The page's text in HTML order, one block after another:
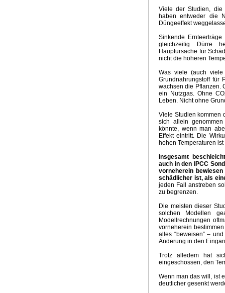
Dekarbonisierung Null Komma Vier
Das Stockholm
Abschaltung Kohlekraftwerke
Gekippte Energiewende
Aprilwetter
The Rule of
Klimarückblick 2015
Klimakonferenz Paris
Klimawahn in
Bizarrer Vergleich mit Hitler
Klimaversprechen von Elmau
Super Duper El Nino
Sonderabgabe Kohlenkraftwerke
Klima McCarthyismus
Die Wahrheitspresse
Klimaabkommen China - USA
Nasser Juli 2014
Glaube
Zum Feind übergelaufen
Ewige
Schadstoff CO2
Klimatrends 2013/2014
Übliches Ritual
Merkels
Hochwasserkatastrophe
Endloswinter
Frühling
Billion Euro
Ende EU-ETS
Industriekonspiration Klimakrieger
Traum Energiewende
Kalte
Wintervorhersage
Ergebnis
Klimabedrohung CO2
Weltwirtschaft
Klimarepublik Deutschland 2020
Anti Atomrepublik
Überschwemmungen in Australien
2010 Wärmstes
Energiekonzept der
Hart aber Fair Weltuntergang
Viele der Studien, die
haben entweder die
Düngeeffekt
Sinkende
gleichzeitig Dürre
Hauptursache für
nicht die höheren
Was viele (auch
Grundnahrungstoff für
wachsen die Pflanzen.
ein Nutzgas. Ohne
Leben. Nicht ohne
Viele Studien kommen
sich allein
könnte, wenn man
Effekt eintritt. Die
hohen Temperaturen
Insgesamt
auch in den IPCC
vorneherein
schädlicher ist, als
jeden Fall anstreben
zu begrenzen.
Die meisten dieser
solchen Modellen
Modellrechnungen
vorneherein
alles “beweisen” –
Änderung in den
Trotz alledem hat
eingeschossen, den
Wenn man das will, ist
deutlicher gesenkt